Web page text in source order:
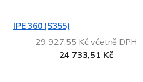
IPE 360 (S355)
29 927,55 Kč včetně DPH
24 733,51 Kč